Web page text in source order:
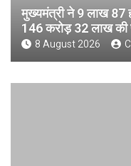
मुख्यमंत्री ने 9 लाख 87
146 करोड़ 32 लाख की
8 August 2026